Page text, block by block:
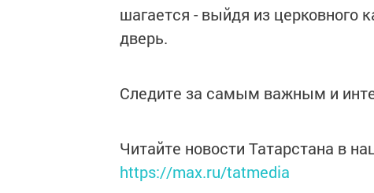
шагается - выйдя из церковного
дверь.
Следите за самым важным и
Читайте новости Татарстана в
https://max.ru/tatmedia